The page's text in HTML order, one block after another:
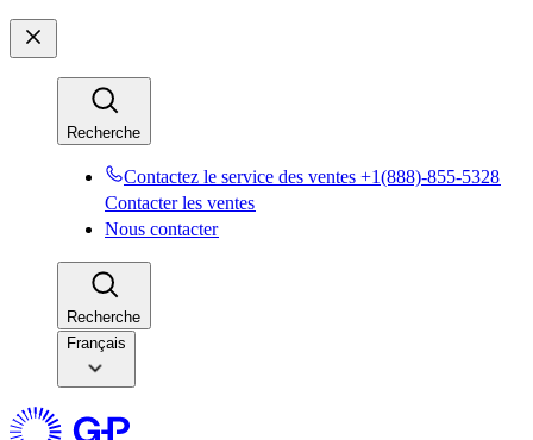
Recherche​​
Contactez le service des ventes +1(888)-855-5328​​
Contacter les ventes​​
Nous contacter​​
Recherche​​
Français